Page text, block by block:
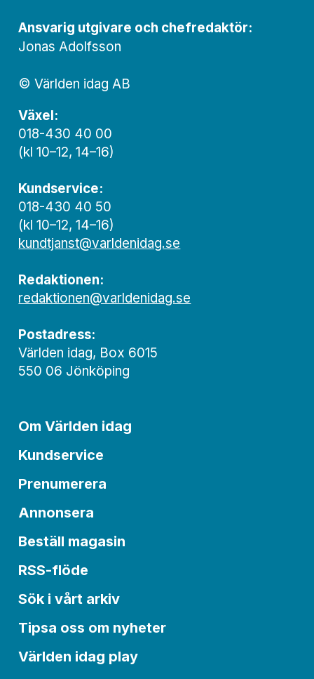
Ansvarig utgivare och chef­redaktör:
Jonas Adolfsson
© Världen idag AB
Växel:
018-430 40 00
(kl 10–12, 14–16)
Kundservice:
018-430 40 50
(kl 10–12, 14–16)
kundtjanst@varldenidag.se
Redaktionen:
redaktionen@varldenidag.se
Postadress:
Världen idag, Box 6015
550 06 Jönköping
Om Världen idag
Kundservice
Prenumerera
Annonsera
Beställ magasin
RSS-flöde
Sök i vårt arkiv
Tipsa oss om nyheter
Världen idag play